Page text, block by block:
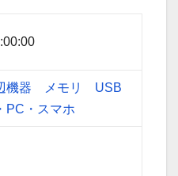
機器 メモリ
USB
PC・スマホ